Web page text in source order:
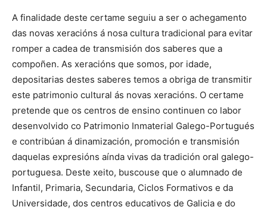
A finalidade deste certame seguiu a ser o achegamento
das novas xeracións á nosa cultura tradicional para evitar
romper a cadea de transmisión dos saberes que a
compoñen. As xeracións que somos, por idade,
depositarias destes saberes temos a obriga de transmitir
este patrimonio cultural ás novas xeracións. O certame
pretende que os centros de ensino continuen co labor
desenvolvido co Patrimonio Inmaterial Galego-Portugués
e contribúan á dinamización, promoción e transmisión
daquelas expresións aínda vivas da tradición oral galego-
portuguesa. Deste xeito, buscouse que o alumnado de
Infantil, Primaria, Secundaria, Ciclos Formativos e da
Universidade, dos centros educativos de Galicia e do